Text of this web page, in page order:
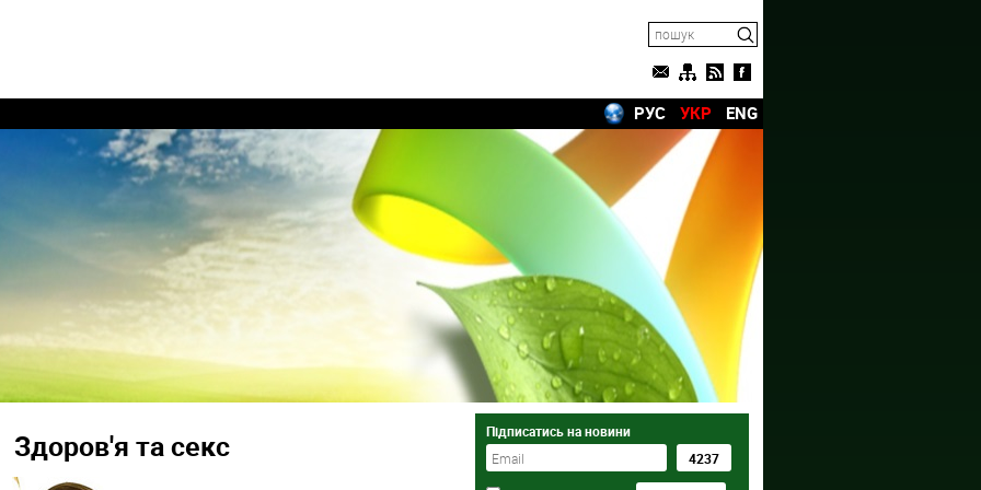
РУС УКР ENG
Здоров'я та секс Підписатись на новини